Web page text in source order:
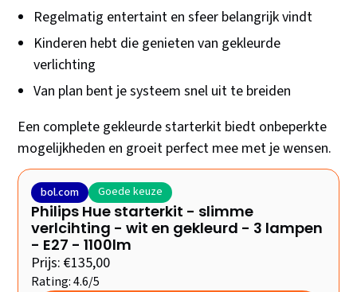
Regelmatig entertaint en sfeer belangrijk vindt
Kinderen hebt die genieten van gekleurde
verlichting
Van plan bent je systeem snel uit te breiden
Een complete gekleurde starterkit biedt onbeperkte
mogelijkheden en groeit perfect mee met je wensen.
bol.com Goede keuze
Philips Hue starterkit - slimme
verlcihting - wit en gekleurd - 3 lampen
- E27 - 1100lm
Prijs: €135,00
Rating: 4.6/5